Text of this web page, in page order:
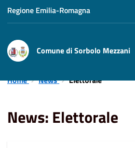
Regione Emilia-Romagna
Comune di Sorbolo Mezzani
Home News Elettorale
News: Elettorale